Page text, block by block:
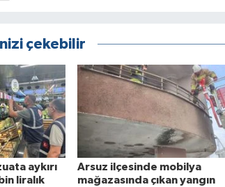
çekebilir
aykırı
liralık
Arsuz ilçesinde mobilya
mağazasında çıkan yangın